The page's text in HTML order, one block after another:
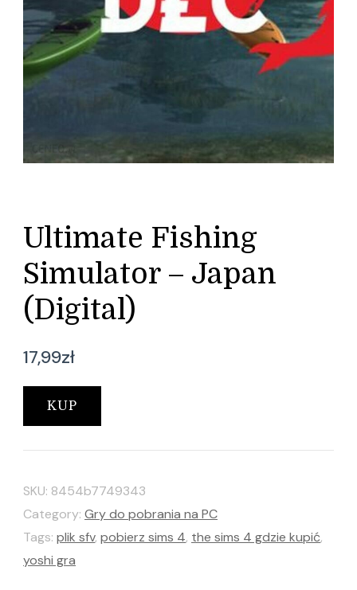
Ultimate Fishing
Simulator – Japan
(Digital)
17,99zł
KUP
SKU: 8454b7749343
Category: Gry do pobrania na PC
Tags: plik sfv, pobierz sims 4, the sims 4 gdzie kupić,
yoshi gra